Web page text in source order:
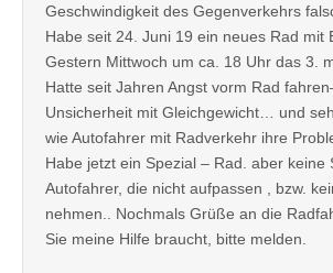
Geschwindigkeit des Gegenverkehrs
Habe seit 24. Juni 19 ein neues Rad mit
Gestern Mittwoch um ca. 18 Uhr das 3.
Hatte seit Jahren Angst vorm Rad
Unsicherheit mit Gleichgewicht… und
wie Autofahrer mit Radverkehr ihre
Habe jetzt ein Spezial – Rad. aber keine
Autofahrer, die nicht aufpassen , bzw.
nehmen.. Nochmals Grüße an die
Sie meine Hilfe braucht, bitte melden.